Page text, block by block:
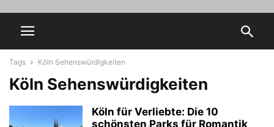
Tags Köln Sehenswürdigkeiten
Köln Sehenswürdigkeiten
Köln für Verliebte: Die 10
schönsten Parks für Romantik